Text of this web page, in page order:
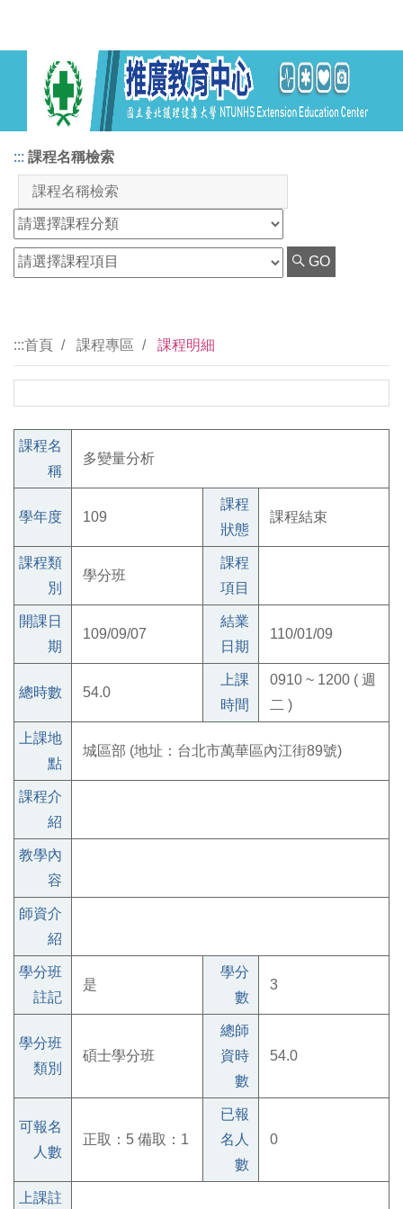
::: 課程名稱檢索
GO
:::首頁 課程專區 課程明細
課程名
稱
多變量分析
學年度 109
課程
狀態
課程結束
課程類
別
學分班
課程
項目
開課日
期
109/09/07
結業
日期
110/01/09
總時數 54.0
上課
時間
0910 ~ 1200 ( 週
二 )
上課地
點
城區部 (地址：台北市萬華區內江街89號)
課程介
紹
教學內
容
師資介
紹
學分班
註記
是
學分
數
3
學分班
類別
碩士學分班
總師
資時
數
54.0
可報名
人數
正取：5 備取：1
已報
名人
數
0
上課註